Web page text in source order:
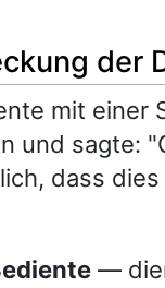
der
mit einer
und sagte:
dass
—